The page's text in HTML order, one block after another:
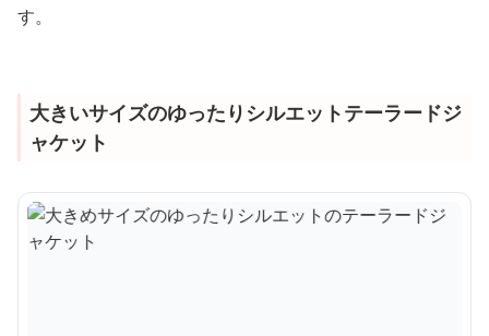
す。
大きいサイズのゆったりシルエットテーラードジ
ャケット